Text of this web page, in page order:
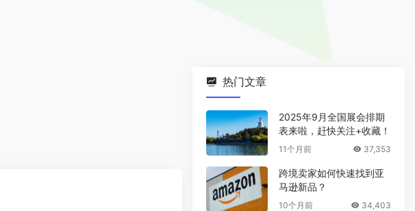
热门文章
2025年9月全国展会排期
表来啦，赶快关注+收藏！
11个月前 37,353
跨境卖家如何快速找到亚
马逊新品？
10个月前 34,403